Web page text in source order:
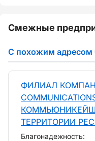
Смежные
С похожим адресом
ФИЛИАЛ
ТЕРРИТОРИИ
Благонадежность: